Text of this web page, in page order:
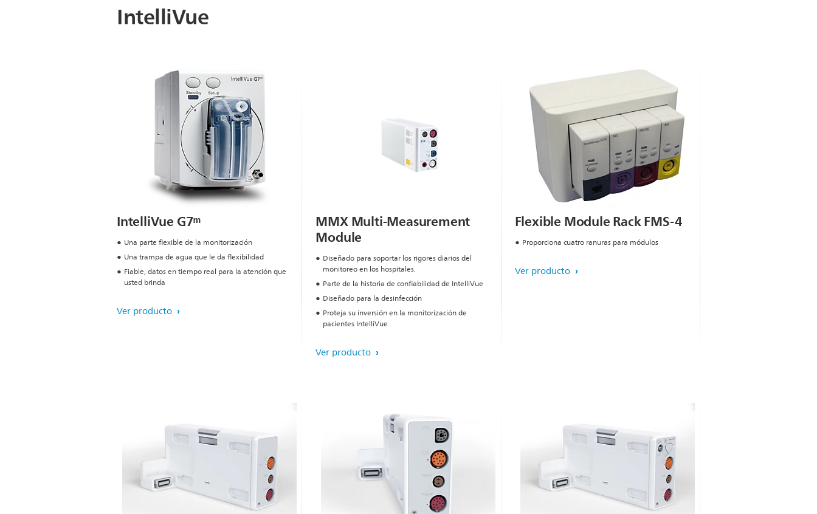
IntelliVue
IntelliVue G7ᵐ
Una parte flexible de la monitorización
Una trampa de agua que le da flexibilidad
Fiable, datos en tiempo real para la atención que
usted brinda
Ver producto
MMX Multi-Measurement
Module
Diseñado para soportar los rigores diarios del
monitoreo en los hospitales.
Parte de la historia de confiabilidad de IntelliVue
Diseñado para la desinfección
Proteja su inversión en la monitorización de
pacientes IntelliVue
Ver producto
Flexible Module Rack FMS-4
Proporciona cuatro ranuras para módulos
Ver producto